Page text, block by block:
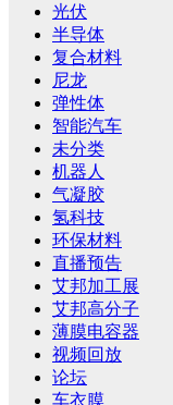
光伏
半导体
复合材料
尼龙
弹性体
智能汽车
未分类
机器人
气凝胶
氢科技
环保材料
直播预告
艾邦加工展
艾邦高分子
薄膜电容器
视频回放
论坛
车衣膜